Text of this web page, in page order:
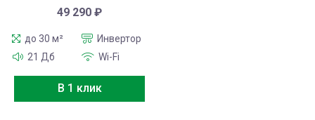
49 290₽
до 30 м²
Инвертор
21 Дб
Wi-Fi
В 1 клик